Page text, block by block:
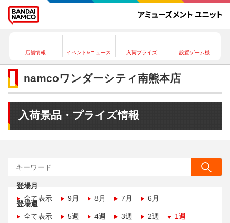
店舗情報 イベント&ニュース 入荷プライズ 設置ゲーム機
namcoワンダーシティ南熊本店
入荷景品・プライズ情報
登場月
全て表示
9月 8月 7月 6月
登場週
全て表示
5週 4週 3週 2週 1週